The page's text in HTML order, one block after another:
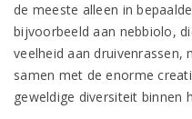
de meeste alleen in
bijvoorbeeld aan nebbiolo,
veelheid aan
samen met de enorme
geweldige diversiteit binnen